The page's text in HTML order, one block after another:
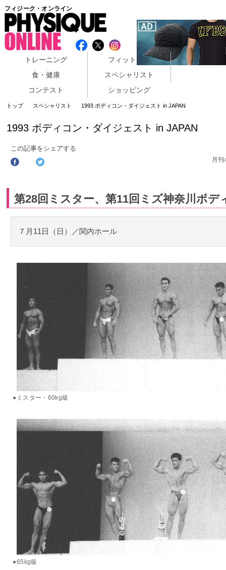
フィジーク・オンライン
トレーニング
フィットネス
食・健康
スペシャリスト
コンテスト
ショッピング
トップ スペシャリスト 1993 ボディコン・ダイジェスト in JAPAN
1993 ボディコン・ダイジェスト in JAPAN
この記事をシェアする
月
第28回ミスター、第11回ミズ神奈川ボデ
７月11日（日）／関内ホール
●ミスター・60kg級
●65kg級